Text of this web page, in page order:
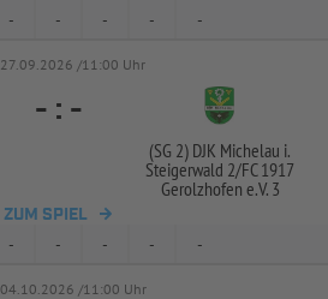
- - - - -
27.09.2026 /11:00 Uhr
- : -
(SG 2) DJK Michelau i.
Steigerwald 2/FC 1917
Gerolzhofen e.V. 3
ZUM SPIEL
- - - - -
04.10.2026 /11:00 Uhr